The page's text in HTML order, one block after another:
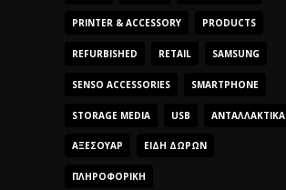
PRINTER & ACCESSORY PRODUCTS
REFURBISHED RETAIL SAMSUNG
SENSO ACCESSORIES SMARTPHONE
STORAGE MEDIA USB ΑΝΤΑΛΛΑΚΤΙΚΆ
ΑΞΕΣΟΥΆΡ ΕΊΔΗ ΔΏΡΩΝ
ΠΛΗΡΟΦΟΡΙΚΉ